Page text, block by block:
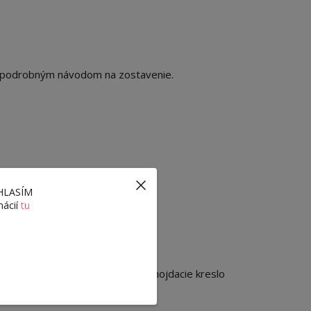
návodom na zostavenie.
a kvalitu. Objednajte si svoje hojdacie kreslo
tu